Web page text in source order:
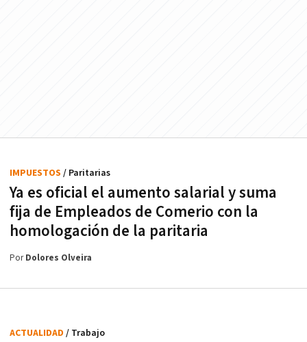
Ya es oficial el aumento salarial y suma
fija de Empleados de Comerio con la
homologación de la paritaria
IMPUESTOS / Paritarias
PorDolores Olveira
ACTUALIDAD / Trabajo